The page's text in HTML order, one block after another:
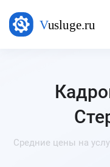
Средние цены на